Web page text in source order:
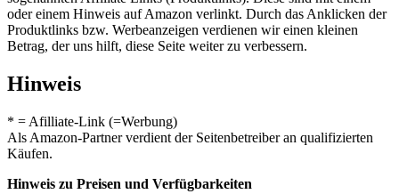
oder einem Hinweis auf Amazon verlinkt. Durch das Anklicken der
Produktlinks bzw. Werbeanzeigen verdienen wir einen kleinen
Betrag, der uns hilft, diese Seite weiter zu verbessern.
Hinweis
* = Afilliate-Link (=Werbung)
Als Amazon-Partner verdient der Seitenbetreiber an qualifizierten
Käufen.
Hinweis zu Preisen und Verfügbarkeiten